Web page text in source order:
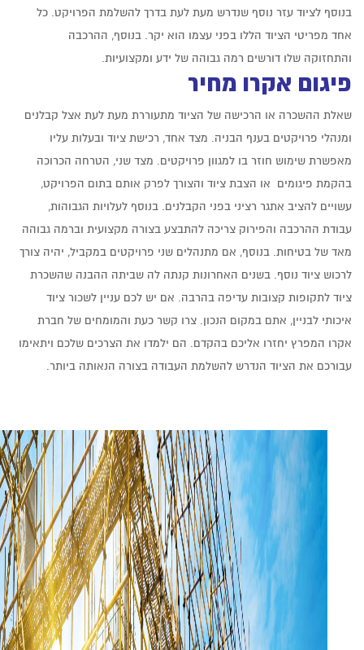
בנוסף לציוד עזר נוסף שנדרש מעת לעת בדרך להשלמת הפרויקט. כל
אחד מפריטי הציוד הללו בפני עצמו הוא יקר. בנוסף, ההרכבה
והתחזוקה שלו דורשים רמה גבוהה של ידע ומקצועיות.
פיגום אקרו מחיר
שאלת ההשכרה או הרכישה של הציוד מתעוררת מעת לעת אצל קבלנים
ומנהלי פרויקטים בענף הבניה. מצד אחד, רכישת ציוד ובעלות עליו
מאפשרת שימוש חוזר בו למגוון פרויקטים. מצד שני, הטרחה הכרוכה
בהקמת פיגומים או הצבת ציוד והצורך לפרק אותם בתום הפרויקט,
עשויים להציב אתגר רציני בפני הקבלנים. בנוסף לעלויות הגבוהות,
עבודת ההרכבה והפירוק צריכה להתבצע בצורה מקצועית וברמה גבוהה
מאד של בטיחות. בנוסף, אם מתנהלים שני פרויקטים במקביל, יהיה צורך
לרכוש ציוד נוסף. בשנים האחרונות קנתה לה שביתה ההבנה שהשכרת
ציוד לתקופות קצובות עדיפה בהרבה. אם יש לכם עניין לשכור ציוד
איכותי לבניין, אתם במקום הנכון. צרו קשר כעת והמומחים של חברת
אקרו המפרץ יחזרו אליכם בהקדם. הם ילמדו את הצרכים שלכם ויתאימו
עבורכם את הציוד הנדרש להשלמת העבודה בצורה הנאותה ביותר.